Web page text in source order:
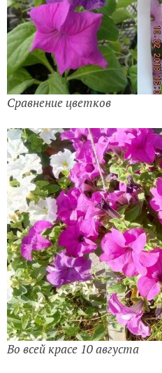
Сравнение цветков
Во всей красе 10 августа